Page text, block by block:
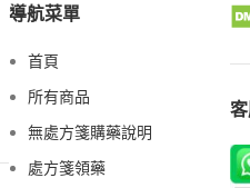
導航菜單
首頁
所有商品
無處方箋購藥說明
處方箋領藥